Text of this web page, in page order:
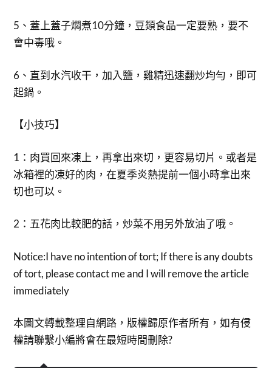
5、蓋上蓋子燜煮10分鐘，豆類食品一定要熟，要不
會中毒哦。
6、直到水汽收干，加入鹽，雞精迅速翻炒均勻，即可
起鍋。
【小技巧】
1：肉買回來凍上，再拿出來切，更容易切片。或者是
冰箱裡的凍好的肉，在夏季炎熱提前一個小時拿出來
切也可以。
2：五花肉比較肥的話，炒菜不用另外放油了哦。
Notice:I have no intention of tort; If there is any doubts
of tort, please contact me and I will remove the article
immediately
本圖文轉載整理自網路，版權歸原作者所有，如有侵
權請聯繫小編將會在最短時間刪除?